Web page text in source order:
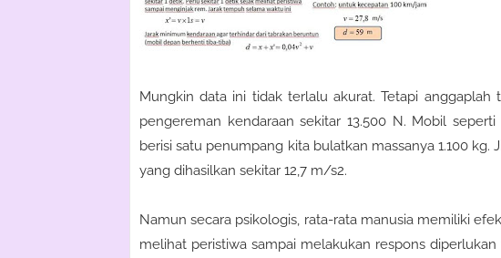
Mungkin data ini tidak terlalu akurat. Tetapi anggaplah
pengereman kendaraan sekitar 13.500 N. Mobil
berisi satu penumpang kita bulatkan massanya 1.100
yang dihasilkan sekitar 12,7 m/s2.
Namun secara psikologis, rata-rata manusia memiliki
melihat peristiwa sampai melakukan respons